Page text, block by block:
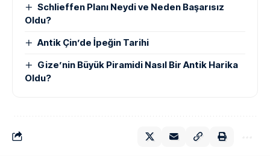
Schlieffen Planı Neydi ve Neden Başarısız
Oldu?
Antik Çin’de İpeğin Tarihi
Gize’nin Büyük Piramidi Nasıl Bir Antik Harika
Oldu?